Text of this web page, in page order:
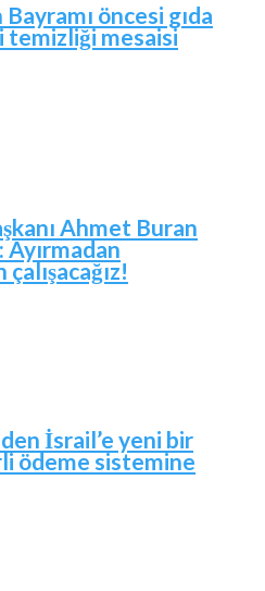
Bayramı öncesi gıda
temizliği mesaisi
Ahmet Buran
Ayırmadan
İsrail’e yeni bir
ödeme sistemine